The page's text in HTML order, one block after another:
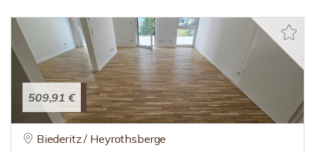
509,91 €
Biederitz / Heyrothsberge